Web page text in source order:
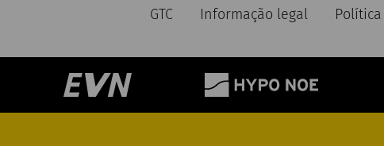
GTC Informação legal